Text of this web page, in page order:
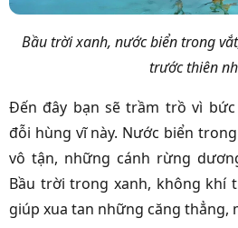
Bầu trời xanh, nước biển trong
trước thiên
Đến đây bạn sẽ trầm trồ vì
đỗi hùng vĩ này. Nước biển
vô tận, những cánh rừng
Bầu trời trong xanh, không khí
giúp xua tan những căng thẳng,